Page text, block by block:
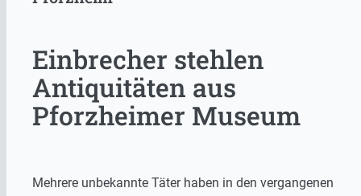
Einbrecher stehlen
Antiquitäten aus
Pforzheimer Museum
Mehrere unbekannte Täter haben in den vergangenen